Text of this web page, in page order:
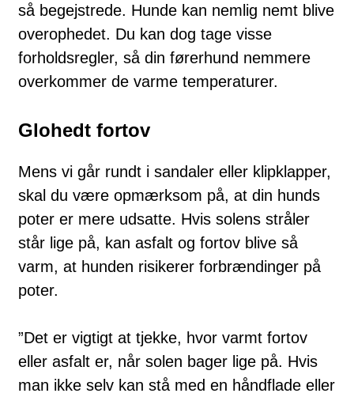
så begejstrede. Hunde kan nemlig nemt blive
overophedet. Du kan dog tage visse
forholdsregler, så din førerhund nemmere
overkommer de varme temperaturer.
Glohedt fortov
Mens vi går rundt i sandaler eller klipklapper,
skal du være opmærksom på, at din hunds
poter er mere udsatte. Hvis solens stråler
står lige på, kan asfalt og fortov blive så
varm, at hunden risikerer forbrændinger på
poter.
”Det er vigtigt at tjekke, hvor varmt fortov
eller asfalt er, når solen bager lige på. Hvis
man ikke selv kan stå med en håndflade eller